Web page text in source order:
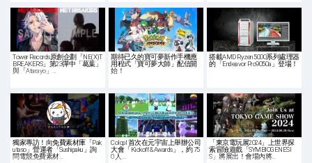
Tower Records原創企劃「NE(X)T
BREAKERS」第23彈中「葛葉」
與「Atarayo」…
期待已久的寶可夢新作手機應
用程式「寶可夢大師」配信開
始！
搭載AMD Ryzen 5000系列處理器
的「Endeavor Pro9050a」登場！
獨家專訪！向免費素材庫「Pak
utaso」營運者「Sushipaku」詢
問電競免費素材…
Colopl 首次在元宇宙上舉辦公司
大會「Kickoff & Awards」，約 75
0 人…
「東京電玩展2024」上世界探
索冒險遊戲「SYMBIOGENESI
S」將展出！會場內將…